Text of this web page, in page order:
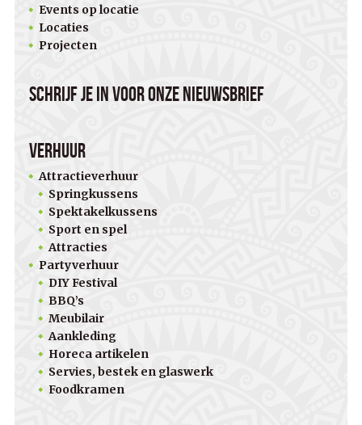
Events op locatie
Locaties
Projecten
Schrijf je in voor onze nieuwsbrief
Verhuur
Attractieverhuur
Springkussens
Spektakelkussens
Sport en spel
Attracties
Partyverhuur
DIY Festival
BBQ’s
Meubilair
Aankleding
Horeca artikelen
Servies, bestek en glaswerk
Foodkramen